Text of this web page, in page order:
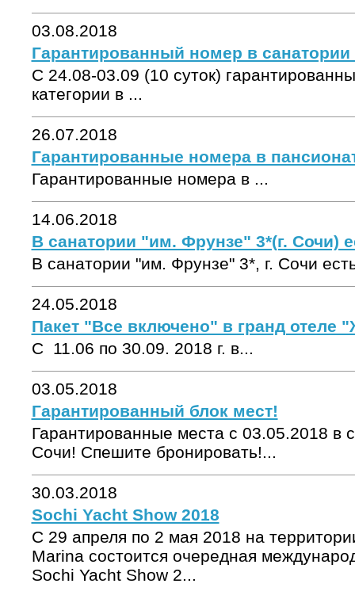
03.08.2018
Гарантированный номер в санатории
С 24.08-03.09 (10 суток)
категории в ...
26.07.2018
Гарантированные номера в
Гарантированные номера в ...
14.06.2018
В санатории "им. Фрунзе" 3*(г. Сочи)
В санатории "им. Фрунзе" 3*, г. Сочи
24.05.2018
Пакет "Все включено" в гранд отеле
С 11.06 по 30.09. 2018 г. в...
03.05.2018
Гарантированный блок мест!
Гарантированные места с 03.05.2018 в
Сочи! Спешите бронировать!...
30.03.2018
Sochi Yacht Show 2018
С 29 апреля по 2 мая 2018 на
Marina состоится очередная
Sochi Yacht Show 2...